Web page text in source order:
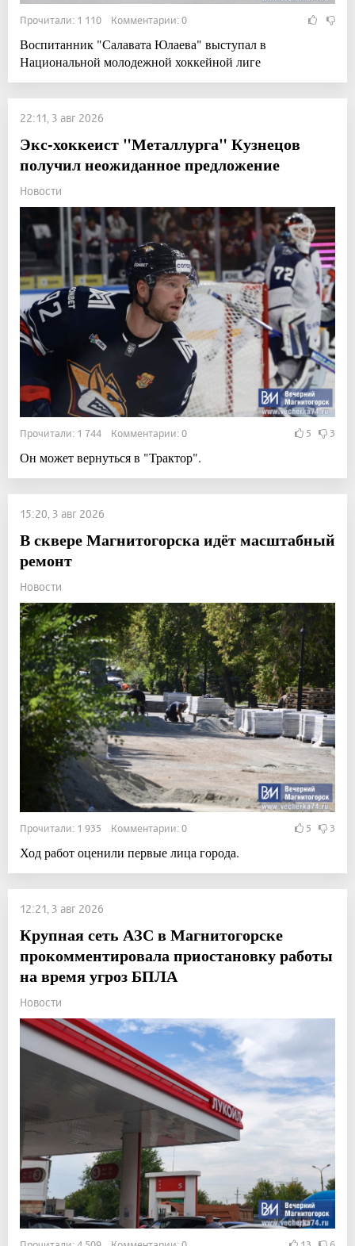
Прочитали: 1 110 Комментарии: 0
Воспитанник "Салавата Юлаева" выступал в
Национальной молодежной хоккейной лиге
22:11, 3 авг 2026
Экс-хоккеист "Металлурга" Кузнецов
получил неожиданное предложение
Новости
Прочитали: 1 744 Комментарии: 0 5 3
Он может вернуться в "Трактор".
15:20, 3 авг 2026
В сквере Магнитогорска идёт масштабный
ремонт
Новости
Прочитали: 1 935 Комментарии: 0 5 3
Ход работ оценили первые лица города.
12:21, 3 авг 2026
Крупная сеть АЗС в Магнитогорске
прокомментировала приостановку работы
на время угроз БПЛА
Новости